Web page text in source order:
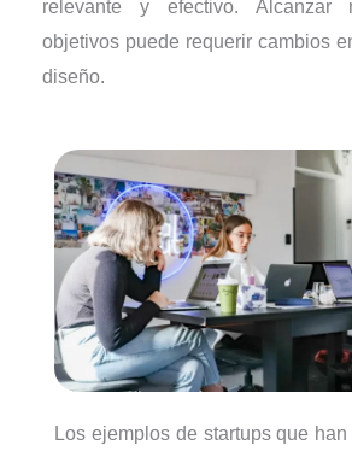
relevante y efectivo. Alcanzar
objetivos puede requerir cambios
diseño.
Los ejemplos de startups que